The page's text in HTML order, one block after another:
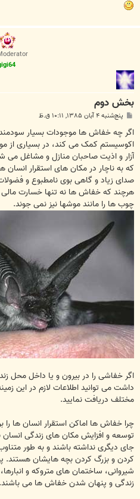
بخش دوم
س
ت
پنج‌شنبه ۴ آبان ۱۳۸۵, ۱۰:۱۱ ق.ظ
اگر چه خفاش ها موجودات بسیار
اکوسیستم کمک می کند، در بسیاری از
آزار و اذیت صاحبان منازل و مشاغل
که به ناچار در مکان های استقرار
صدای زیاد و گاهی بوی نامطبوع و
هرچند که خفاش ها نه تنها خسارت مالی
چوب ها را مانند موشها نیز نمی جوند.
اگر خفاشی را در بیرون و یا داخل محل
داشت می توانید اطلاعات لازم در این
مختلف دریافت نمایید.
چرا خفاش ها اماکن استقرار انسان ها را
توسعه و افزایش مکان های زندگی
جای دیگری نداشته باشند و به طور
کردن و بزرگ کردن بچه هایشان هستند.
شیروانی، ساختمان های متروکه و
زندگی و پنهان شدن خفاش ها می باشند.